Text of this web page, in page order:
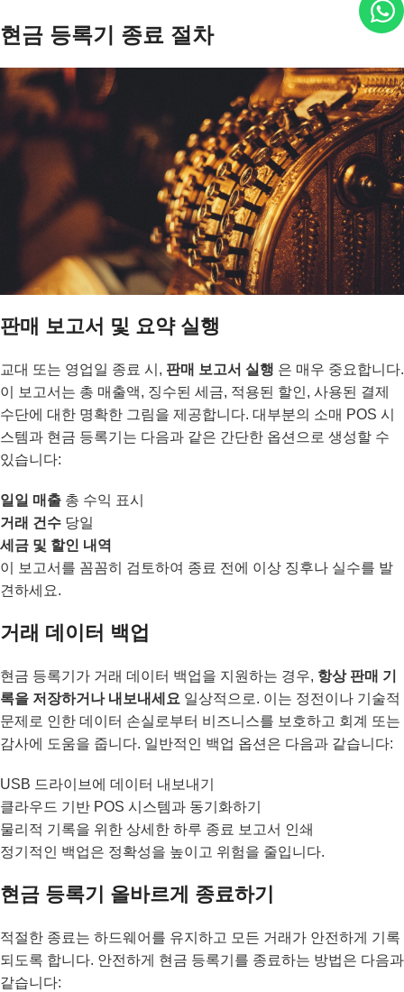
현금 등록기 종료 절차
판매 보고서 및 요약 실행
교대 또는 영업일 종료 시, 판매 보고서 실행 은 매우 중요합니다.
이 보고서는 총 매출액, 징수된 세금, 적용된 할인, 사용된 결제
수단에 대한 명확한 그림을 제공합니다. 대부분의 소매 POS 시
스템과 현금 등록기는 다음과 같은 간단한 옵션으로 생성할 수
있습니다:
일일 매출 총 수익 표시
거래 건수 당일
세금 및 할인 내역
이 보고서를 꼼꼼히 검토하여 종료 전에 이상 징후나 실수를 발
견하세요.
거래 데이터 백업
현금 등록기가 거래 데이터 백업을 지원하는 경우, 항상 판매 기
록을 저장하거나 내보내세요 일상적으로. 이는 정전이나 기술적
문제로 인한 데이터 손실로부터 비즈니스를 보호하고 회계 또는
감사에 도움을 줍니다. 일반적인 백업 옵션은 다음과 같습니다:
USB 드라이브에 데이터 내보내기
클라우드 기반 POS 시스템과 동기화하기
물리적 기록을 위한 상세한 하루 종료 보고서 인쇄
정기적인 백업은 정확성을 높이고 위험을 줄입니다.
현금 등록기 올바르게 종료하기
적절한 종료는 하드웨어를 유지하고 모든 거래가 안전하게 기록
되도록 합니다. 안전하게 현금 등록기를 종료하는 방법은 다음과
같습니다: